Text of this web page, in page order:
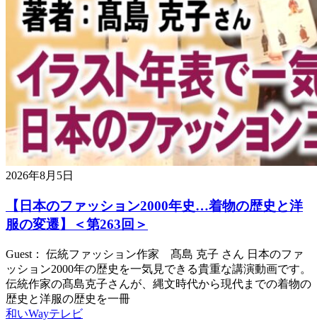
2026年8月5日
【日本のファッション2000年史…着物の歴史と洋
服の変遷】＜第263回＞
Guest： 伝統ファッション作家 髙島 克子 さん 日本のファ
ッション2000年の歴史を一気見できる貴重な講演動画です。
伝統作家の髙島克子さんが、縄文時代から現代までの着物の
歴史と洋服の歴史を一冊
和いWayテレビ